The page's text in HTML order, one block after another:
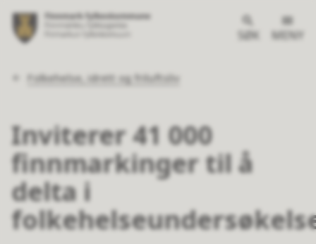
SØK MENY
Du
Folkehelse, idrett og friluftsliv
Inviterer 41 000
finnmarkinger til å
delta i